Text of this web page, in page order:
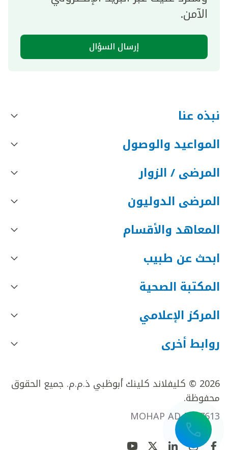
الآمن.
إرسال السؤال
نبذه عنا
المواعيد والوصول
المرضى / الزوار
المرضى الدوليون
المعاهد والأقسام
ابحث عن طبيب
المكتبة الصحية
المركز الإعلامي
روابط أخرى
2026 © كليفلاند كلينك أبوظبي ذ.م.م. جميع الحقوق
محفوظة.
MOHAP AD FR27613